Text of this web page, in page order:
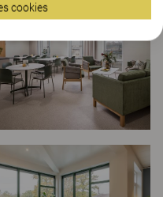
cookies